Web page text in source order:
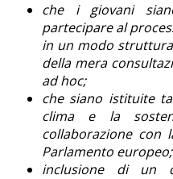
che i giovani
partecipare al
in un modo
della mera
ad hoc;
che siano istituite
clima e la
collaborazione con
Parlamento europeo;
inclusione di un